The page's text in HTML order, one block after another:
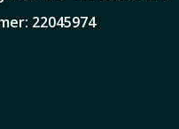
22045974